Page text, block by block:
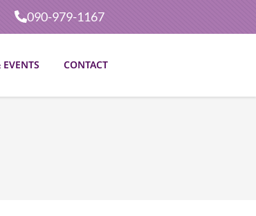
090-979-1167
CONTACT